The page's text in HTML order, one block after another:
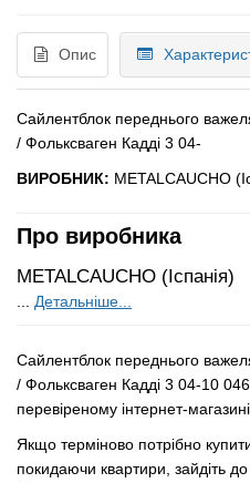
Опис
Сайлентблок переднього
/ Фольксваген Кадді 3 04-
ВИРОБНИК: METALCAUCHO
Про виробника
METALCAUCHO (Іспанія)
Детальніше...
Сайлентблок переднього
/ Фольксваген Кадді 3 04-10
перевіреному інтернет-
Якщо терміново потрібно
покидаючи квартири, зайдіть